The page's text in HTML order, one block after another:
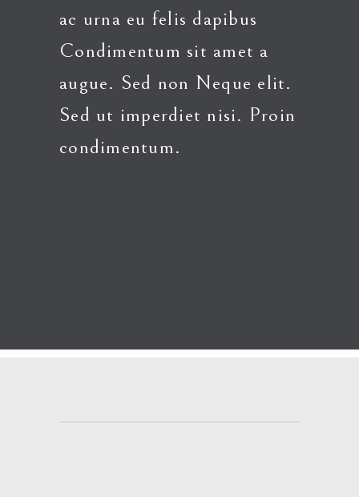
ac urna eu felis dapibus
Condimentum sit amet a
augue. Sed non Neque elit.
Sed ut imperdiet nisi. Proin
condimentum.